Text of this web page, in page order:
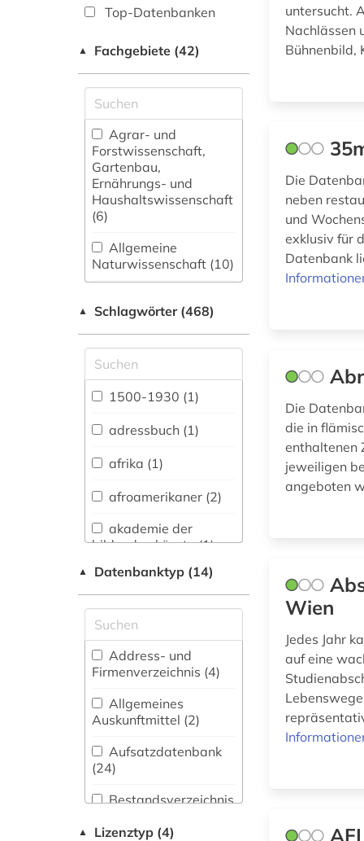
Top-Datenbanken
▲ Fachgebiete (42)
Agrar- und
Forstwissenschaft,
Gartenbau,
Ernährungs- und
Haushaltswissenschaft
(6)
Allgemeine
Naturwissenschaft (10)
fachübergreifende
Allgemeine und
vergleichende Sprach-
und
Literaturwissenschaft.
Indogermanistik.
Außereuropäische
Sprachen und
Literaturen (32)
Anglistik.
Amerikanistik (23)
Vermessungswesen
(13)
Biologie,
Buch- und
Bibliothekswesen,
Informationswissenschaft
(17)
Chemie und
▲ Schlagwörter (468)
1500-1930 (1)
adressbuch (1)
afrika (1)
afroamerikaner (2)
akademie der
bildenden künste (1)
alain (1)
almanach (2)
anglistik (1)
angloamerikanischer
antiheld (1)
antike (1)
arabisch (1)
arabische staaten
▲ Datenbanktyp (14)
Address- und
Firmenverzeichnis (4)
Allgemeines
Auskunftmittel (2)
Aufsatzdatenbank
(24)
Bestandsverzeichnis
▲ Lizenztyp (4)
untersucht.
Nachlässen
Bühnenbild,
Die
neben
und
exklusiv für
Datenbank
Die
die in
enthaltenen
jeweiligen
angeboten
Wien
Jedes Jahr
auf eine